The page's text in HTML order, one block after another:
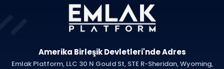
Amerika Birleşik Devletleri'nde Adres
Emlak Platform, LLC 30 N Gould St, STE R-Sheridan, Wyoming,